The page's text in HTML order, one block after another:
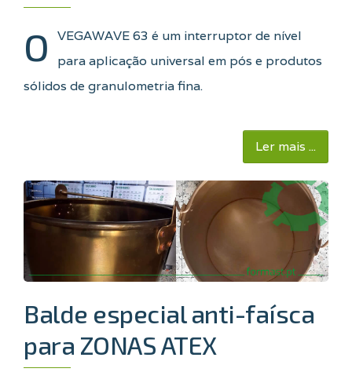
O
VEGAWAVE 63 é um interruptor de nível
para aplicação universal em pós e produtos
sólidos de granulometria fina.
Ler mais ...
Balde especial anti-faísca
para ZONAS ATEX